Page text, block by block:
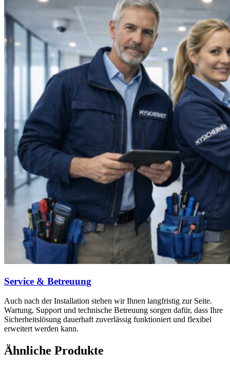
Service & Betreuung
Auch nach der Installation stehen wir Ihnen langfristig zur Seite.
Wartung, Support und technische Betreuung sorgen dafür, dass Ihre
Sicherheitslösung dauerhaft zuverlässig funktioniert und flexibel
erweitert werden kann.
Ähnliche Produkte